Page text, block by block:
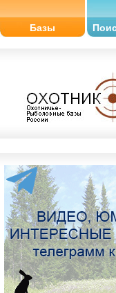
Базы